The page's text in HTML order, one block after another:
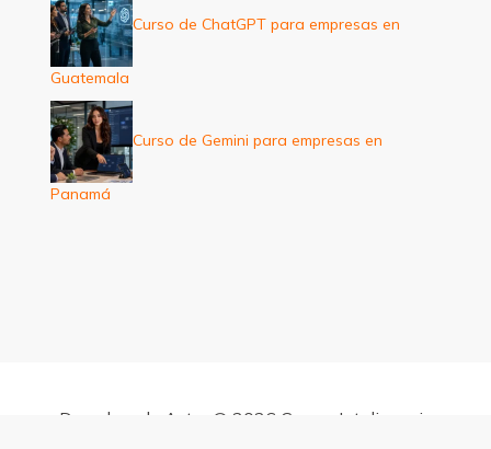
Curso de ChatGPT para empresas en
Guatemala
Curso de Gemini para empresas en
Panamá
Derechos de Autor © 2026 Cursos Inteligencia